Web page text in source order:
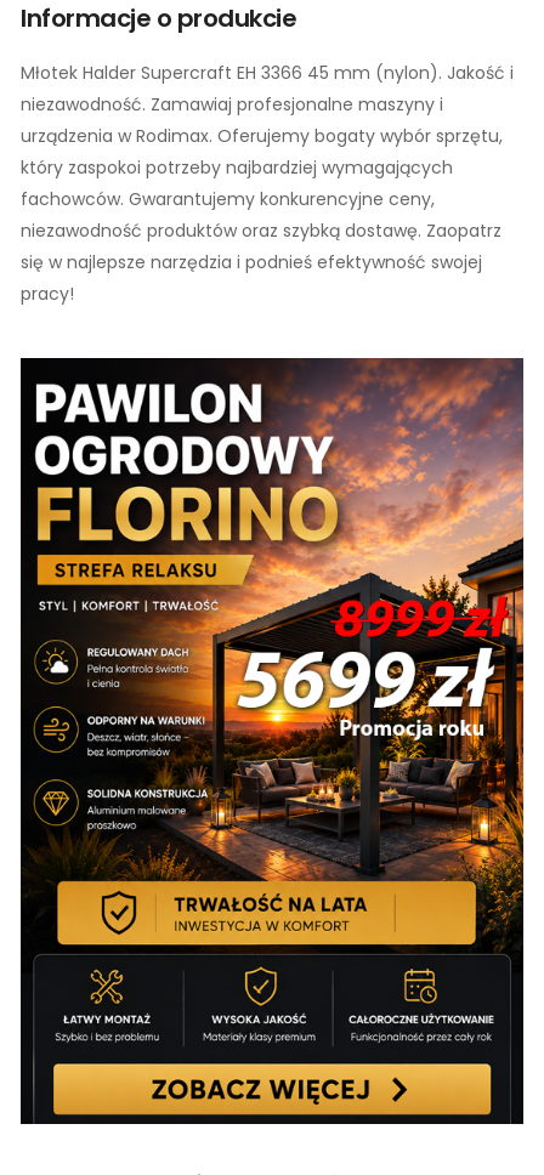
Informacje o produkcie
Młotek Halder Supercraft EH 3366 45 mm (nylon). Jakość i
niezawodność. Zamawiaj profesjonalne maszyny i
urządzenia w Rodimax. Oferujemy bogaty wybór sprzętu,
który zaspokoi potrzeby najbardziej wymagających
fachowców. Gwarantujemy konkurencyjne ceny,
niezawodność produktów oraz szybką dostawę. Zaopatrz
się w najlepsze narzędzia i podnieś efektywność swojej
pracy!